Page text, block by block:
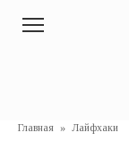
Главная » Лайфхаки